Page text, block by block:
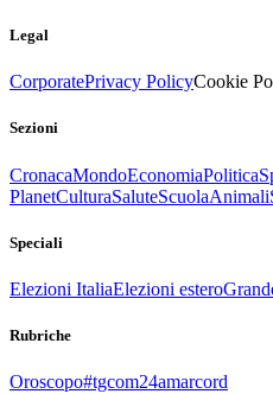
Legal
CorporatePrivacy PolicyCookie
Sezioni
CronacaMondoEconomiaPolitica
PlanetCulturaSaluteScuolaAnimali
Speciali
Elezioni ItaliaElezioni estero
Rubriche
Oroscopo#tgcom24amarcord